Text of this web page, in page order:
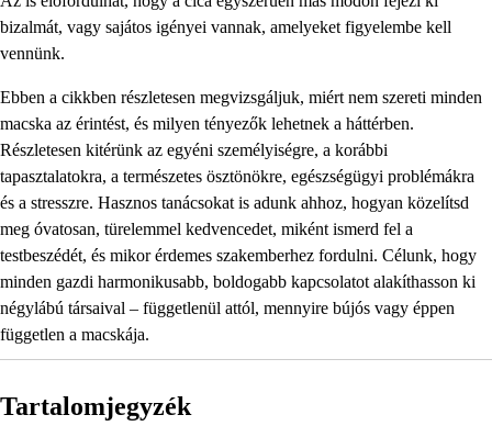
bizalmát, vagy sajátos igényei vannak, amelyeket figyelembe kell
vennünk.
Ebben a cikkben részletesen megvizsgáljuk, miért nem szereti minden
macska az érintést, és milyen tényezők lehetnek a háttérben.
Részletesen kitérünk az egyéni személyiségre, a korábbi
tapasztalatokra, a természetes ösztönökre, egészségügyi problémákra
és a stresszre. Hasznos tanácsokat is adunk ahhoz, hogyan közelítsd
meg óvatosan, türelemmel kedvencedet, miként ismerd fel a
testbeszédét, és mikor érdemes szakemberhez fordulni. Célunk, hogy
minden gazdi harmonikusabb, boldogabb kapcsolatot alakíthasson ki
négylábú társaival – függetlenül attól, mennyire bújós vagy éppen
független a macskája.
Tartalomjegyzék